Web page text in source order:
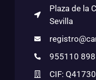
Plaza de la
Sevilla
955110 898
CIF: